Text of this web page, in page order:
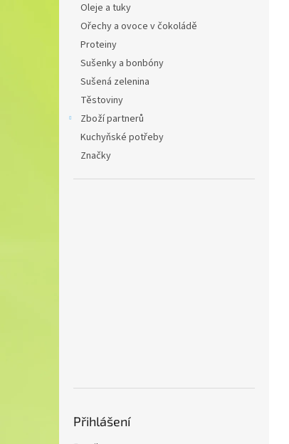
Oleje a tuky
Ořechy a ovoce v čokoládě
Proteiny
Sušenky a bonbóny
Sušená zelenina
Těstoviny
Zboží partnerů
Kuchyňské potřeby
Značky
Přihlášení